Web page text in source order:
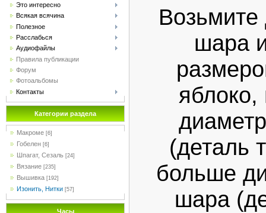
Это интересно
Всякая всячина
Полезное
Расслабься
Аудиофайлы
Правила публикации
Форум
Фотоальбомы
Контакты
Категории раздела
Макроме [6]
Гобелен [6]
Шпагат, Сезаль [24]
Вязание [235]
Вышивка [192]
Изонить, Нитки [57]
Часы
шара
яблоко,
(деталь
больше
шара